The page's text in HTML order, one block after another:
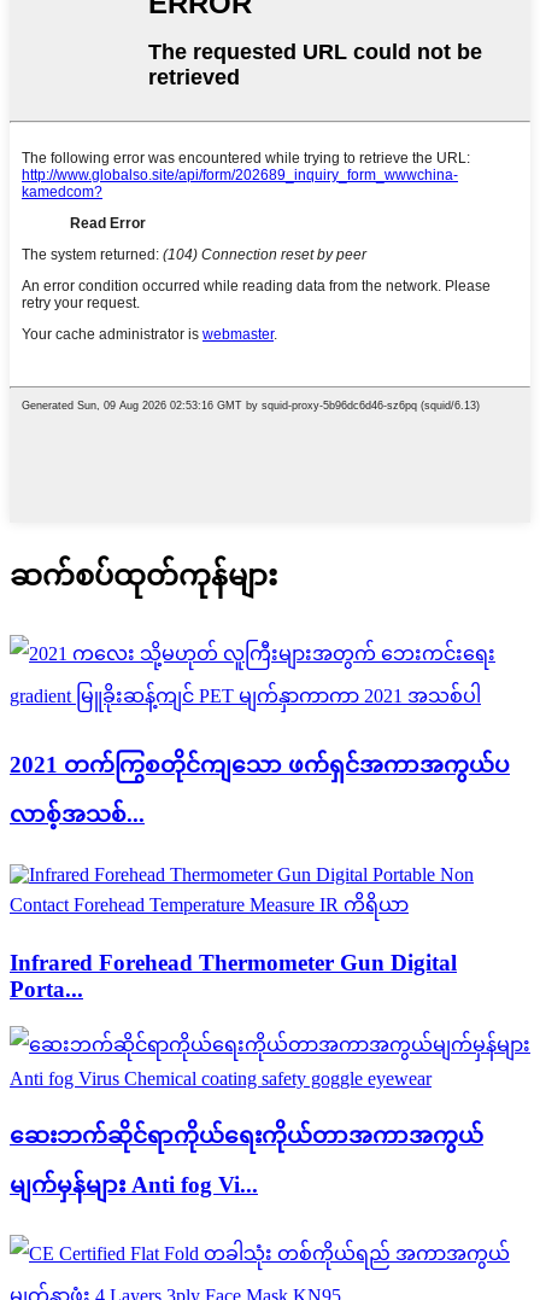
ဆက်စပ်ထုတ်ကုန်များ
2021 တက်ကြွစတိုင်ကျသော ဖက်ရှင်အကာအကွယ်ပ
လာစ့်အသစ်...
Infrared Forehead Thermometer Gun Digital
Porta...
ဆေးဘက်ဆိုင်ရာကိုယ်ရေးကိုယ်တာအကာအကွယ်
မျက်မှန်များ Anti fog Vi...